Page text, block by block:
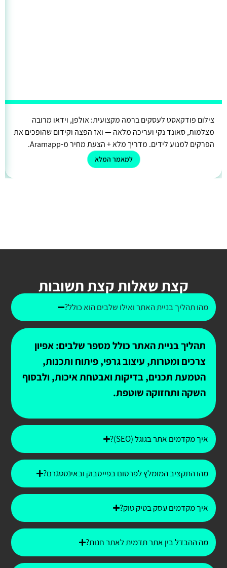
צילום פודקאסט לעסקים ברמה מקצועית: אולפן, וידאו מרובה
מצלמות, סאונד נקי ועריכה מלאה — ואז הפצה וקידום שהופכים את
הפרקים למנוע לידים. מדריך מלא + הצעת מחיר מ-Aramapp.
למאמר המלא
קצת שאלות קצת תשובות
מהו תהליך בניית האתר ואילו שלבים הוא כולל?
תהליך בניית האתר כולל מספר שלבים: אפיון
צרכים ומטרות, עיצוב גרפי, פיתוח ותכנות,
הטמעת תכנים, בדיקות ואבטחת איכות, ולבסוף
השקה ותחזוקה שוטפת.
איך מקדמים אתר בגוגל (SEO)?
מהו התקציב המומלץ לפרסום בפייסבוק ובאינסטגרם?
איך מקדמים עסק בטיק טוק?
מה ההבדל בין אתר תדמית לאתר חנות?